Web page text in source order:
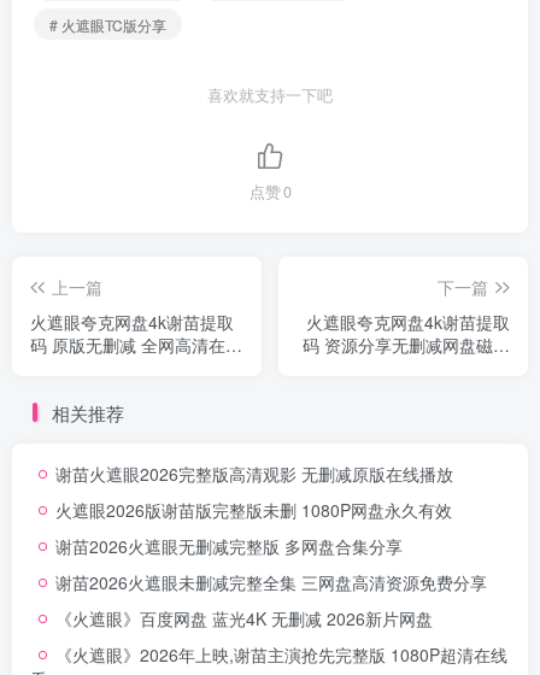
# 火遮眼TC版分享
喜欢就支持一下吧
点赞0
上一篇
火遮眼夸克网盘4k谢苗提取
码 原版无删减 全网高清在线
下一篇
火遮眼夸克网盘4k谢苗提取
码 资源分享无删减网盘磁力
相关推荐
谢苗火遮眼2026完整版高清观影 无删减原版在线播放
火遮眼2026版谢苗版完整版未删 1080P网盘永久有效
谢苗2026火遮眼无删减完整版 多网盘合集分享
谢苗2026火遮眼未删减完整全集 三网盘高清资源免费分享
《火遮眼》百度网盘 蓝光4K 无删减 2026新片网盘
《火遮眼》2026年上映,谢苗主演抢先完整版 1080P超清在线